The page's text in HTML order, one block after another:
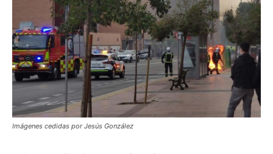
Imágenes cedidas por Jesús González